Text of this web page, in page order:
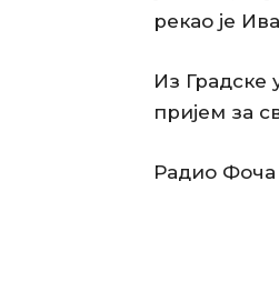
рекао је
Из Градске
пријем за
Радио Фоча